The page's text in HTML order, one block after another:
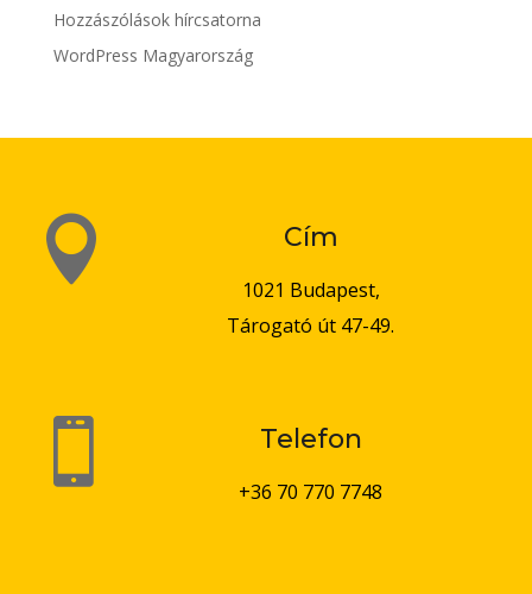
Hozzászólások hírcsatorna
WordPress Magyarország
 Cím
1021 Budapest,
Tárogató út 47-49.
 Telefon
+36 70 770 7748